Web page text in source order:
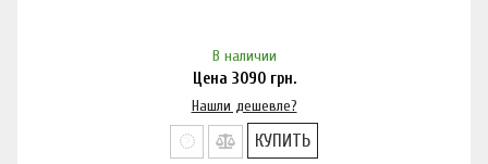
В наличии
Цена 3090грн.
Нашли дешевле?
КУПИТЬ